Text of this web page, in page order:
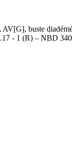
buste diadémé
- 1 (R) – NBD